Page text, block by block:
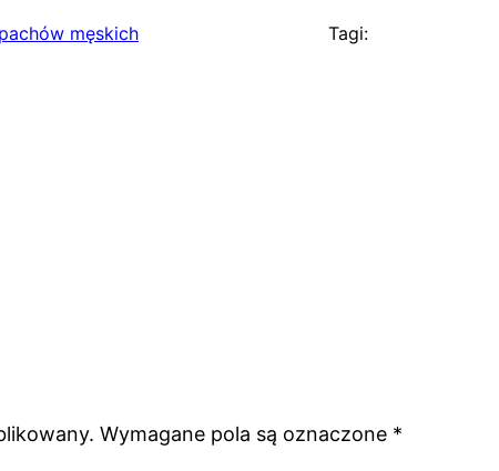
męskich Tagi:
Wymagane pola są oznaczone *